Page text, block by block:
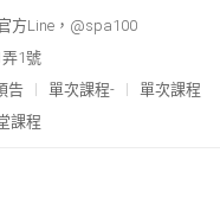
方Line，@spa100
1號
告 單次課程-
單次課程
課程